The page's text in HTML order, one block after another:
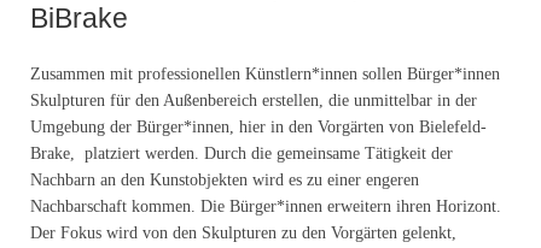
BiBrake
Zusammen mit professionellen Künstlern*innen sollen Bürger*innen
Skulpturen für den Außenbereich erstellen, die unmittelbar in der
Umgebung der Bürger*innen, hier in den Vorgärten von Bielefeld-
Brake, platziert werden. Durch die gemeinsame Tätigkeit der
Nachbarn an den Kunstobjekten wird es zu einer engeren
Nachbarschaft kommen. Die Bürger*innen erweitern ihren Horizont.
Der Fokus wird von den Skulpturen zu den Vorgärten gelenkt,